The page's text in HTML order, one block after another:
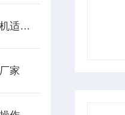
河道治理扬水式增氧曝气机适应范围
家